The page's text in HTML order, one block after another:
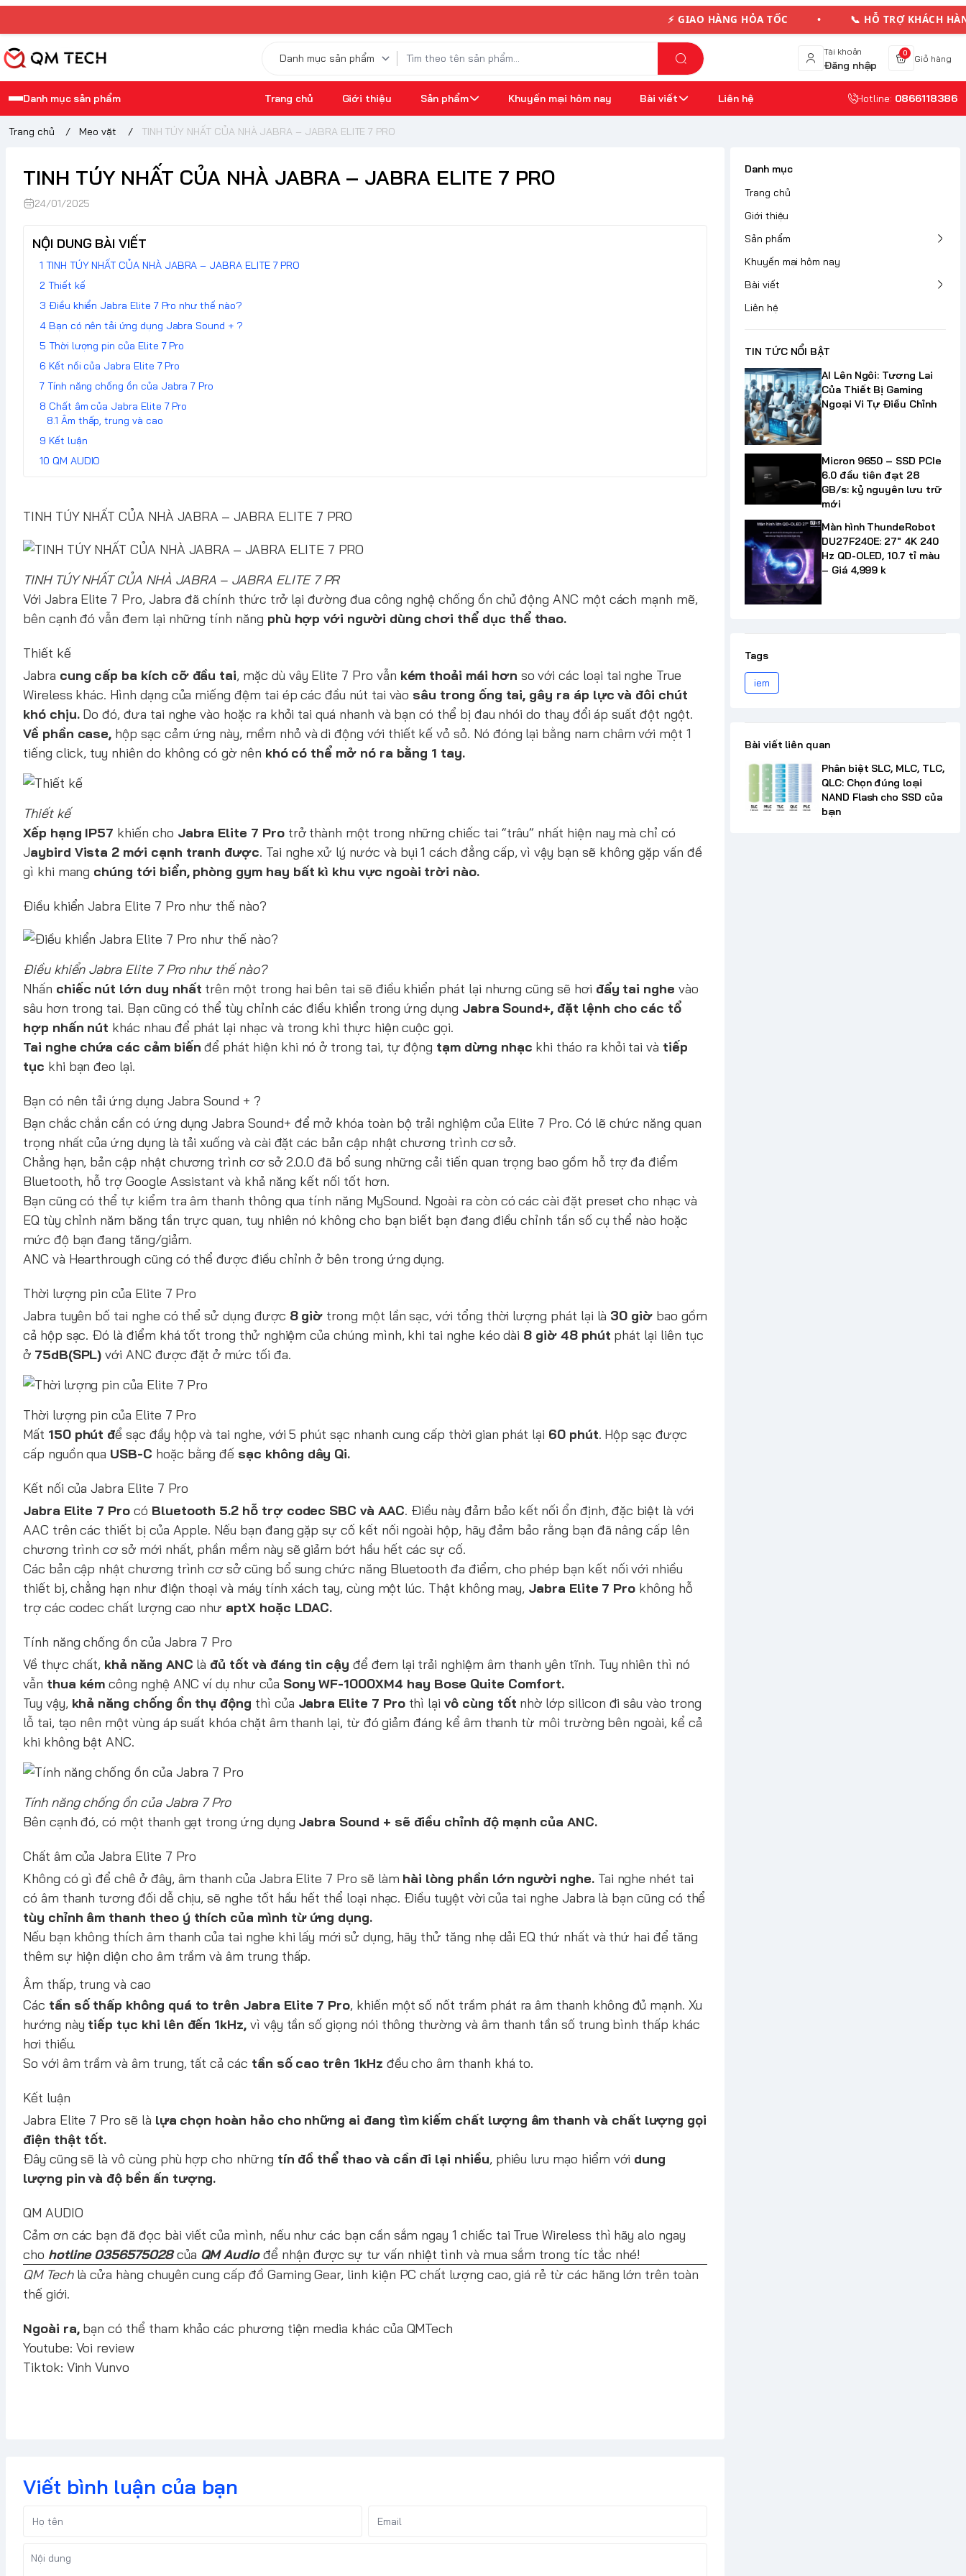
⚡ GIAO HÀNG HỎA TỐC • 📞 HỖ TRỢ KHÁCH
Tài khoản
Đăng nhập
0
Giỏ hàng
Danh mục sản phẩm Trang chủ Giới thiệu Sản phẩm Khuyến mại hôm nay Bài viết Liên hệ Hotline: 0866118386
Trang chủ / Mẹo vặt / TINH TÚY NHẤT CỦA NHÀ JABRA – JABRA ELITE 7 PRO
TINH TÚY NHẤT CỦA NHÀ JABRA – JABRA ELITE 7 PRO
24/01/2025
NỘI DUNG BÀI VIẾT
TINH TÚY NHẤT CỦA NHÀ JABRA – JABRA ELITE 7 PRO
Thiết kế
Điều khiển Jabra Elite 7 Pro như thế nào?
Bạn có nên tải ứng dụng Jabra Sound + ?
Thời lượng pin của Elite 7 Pro
Kết nối của Jabra Elite 7 Pro
Tính năng chống ồn của Jabra 7 Pro
Chất âm của Jabra Elite 7 Pro
Âm thấp, trung và cao
Kết luận
QM AUDIO
TINH TÚY NHẤT CỦA NHÀ JABRA – JABRA ELITE 7 PRO
TINH TÚY NHẤT CỦA NHÀ JABRA – JABRA ELITE 7 PR
Với Jabra Elite 7 Pro, Jabra đã chính thức trở lại đường đua công nghệ chống ồn chủ động ANC một cách mạnh mẽ,
bên cạnh đó vẫn đem lại những tính năng phù hợp với người dùng chơi thể dục thể thao.
Thiết kế
Jabra cung cấp ba kích cỡ đầu tai, mặc dù vây Elite 7 Pro vẫn kém thoải mái hơn so với các loại tai nghe True
Wireless khác. Hình dạng của miếng đệm tai ép các đầu nút tai vào sâu trong ống tai, gây ra áp lực và đôi chút
khó chịu.Do đó, đưa tai nghe vào hoặc ra khỏi tai quá nhanh và bạn có thể bị đau nhói do thay đổi áp suất đột ngột.
Về phần case, hộp sạc cảm ứng này, mềm nhỏ và di động với thiết kế vỏ sỏ. Nó đóng lại bằng nam châm với một 1
tiếng click, tuy nhiên do không có gờ nên khó có thể mở nó ra bằng 1 tay.
Thiết kế
Xếp hạng IP57 khiến cho Jabra Elite 7 Protrở thành một trong những chiếc tai “trâu” nhất hiện nay mà chỉ có
Jaybird Vista 2 mới cạnh tranh được. Tai nghe xử lý nước và bụi 1 cách đẳng cấp, vì vậy bạn sẽ không gặp vấn đề
gì khi mang chúng tới biển, phòng gym hay bất kì khu vực ngoài trời nào.
Điều khiển Jabra Elite 7 Pro như thế nào?
Điều khiển Jabra Elite 7 Pro như thế nào?
Nhấn chiếc nút lớn duy nhất trên một trong hai bên tai sẽ điều khiển phát lại nhưng cũng sẽ hơi đẩy tai nghe vào
sâu hơn trong tai. Bạn cũng có thể tùy chỉnh các điều khiển trong ứng dụng Jabra Sound+, đặt lệnh cho các tổ
hợp nhấn nút khác nhau để phát lại nhạc và trong khi thực hiện cuộc gọi.
Tai nghe chứa các cảm biến để phát hiện khi nó ở trong tai, tự động tạm dừng nhạc khi tháo ra khỏi tai và tiếp
tục khi bạn đeo lại.
Bạn có nên tải ứng dụng Jabra Sound + ?
Bạn chắc chắn cần có ứng dụng Jabra Sound+ để mở khóa toàn bộ trải nghiệm của Elite 7 Pro. Có lẽ chức năng quan
trọng nhất của ứng dụng là tải xuống và cài đặt các bản cập nhật chương trình cơ sở.
Chẳng hạn, bản cập nhật chương trình cơ sở 2.0.0 đã bổ sung những cải tiến quan trọng bao gồm hỗ trợ đa điểm
Bluetooth, hỗ trợ Google Assistant và khả năng kết nối tốt hơn.
Bạn cũng có thể tự kiểm tra âm thanh thông qua tính năng MySound. Ngoài ra còn có các cài đặt preset cho nhạc và
EQ tùy chỉnh năm băng tần trực quan, tuy nhiên nó không cho bạn biết bạn đang điều chỉnh tần số cụ thể nào hoặc
mức độ bạn đang tăng/giảm.
ANC và Hearthrough cũng có thể được điều chỉnh ở bên trong ứng dụng.
Thời lượng pin của Elite 7 Pro
Jabra tuyên bố tai nghe có thể sử dụng được 8 giờ trong một lần sạc, với tổng thời lượng phát lại là 30 giờ bao gồm
cả hộp sạc. Đó là điểm khá tốt trong thử nghiệm của chúng mình, khi tai nghe kéo dài 8 giờ 48 phút phát lại liên tục
ở 75dB(SPL) với ANC được đặt ở mức tối đa.
Thời lượng pin của Elite 7 Pro
Mất 150 phút để sạc đầy hộp và tai nghe, với 5 phút sạc nhanh cung cấp thời gian phát lại 60 phút. Hộp sạc được
cấp nguồn qua USB-C hoặc bằng đế sạc không dây Qi.
Kết nối của Jabra Elite 7 Pro
Jabra Elite 7 Pro có Bluetooth 5.2 hỗ trợ codec SBC và AAC. Điều này đảm bảo kết nối ổn định, đặc biệt là với
AAC trên các thiết bị của Apple. Nếu bạn đang gặp sự cố kết nối ngoài hộp, hãy đảm bảo rằng bạn đã nâng cấp lên
chương trình cơ sở mới nhất, phần mềm này sẽ giảm bớt hầu hết các sự cố.
Các bản cập nhật chương trình cơ sở cũng bổ sung chức năng Bluetooth đa điểm, cho phép bạn kết nối với nhiều
thiết bị, chẳng hạn như điện thoại và máy tính xách tay, cùng một lúc. Thật không may, Jabra Elite 7 Pro không hỗ
trợ các codec chất lượng cao như aptX hoặc LDAC.
Tính năng chống ồn của Jabra 7 Pro
Về thực chất, khả năng ANC là đủ tốt và đáng tin cậy để đem lại trải nghiệm âm thanh yên tĩnh. Tuy nhiên thì nó
vẫn thua kém công nghệ ANC ví dụ như của Sony WF-1000XM4 hay Bose Quite Comfort.
Tuy vậy, khả năng chống ồn thụ động thì của Jabra Elite 7 Prothì lạivô cùng tốt nhờ lớp silicon đi sâu vào trong
lỗ tai, tạo nên một vùng áp suất khóa chặt âm thanh lại, từ đó giảm đáng kể âm thanh từ môi trường bên ngoài, kể cả
khi không bật ANC.
Tính năng chống ồn của Jabra 7 Pro
Bên cạnh đó, có một thanh gạt trong ứng dụng Jabra Sound + sẽ điều chỉnh độ mạnh của ANC.
Chất âm của Jabra Elite 7 Pro
Không có gì để chê ở đây, âm thanh của Jabra Elite 7 Pro sẽ làm hài lòng phần lớn người nghe. Tai nghe nhét tai
có âm thanh tương đối dễ chịu, sẽ nghe tốt hầu hết thể loại nhạc. Điều tuyệt vời của tai nghe Jabra là bạn cũng có thể
tùy chỉnh âm thanh theo ý thích của mình từ ứng dụng.
Nếu bạn không thích âm thanh của tai nghe khi lấy mới sử dụng, hãy thử tăng nhẹ dải EQ thứ nhất và thứ hai để tăng
thêm sự hiện diện cho âm trầm và âm trung thấp.
Âm thấp, trung và cao
Các tần số thấp không quá to trên Jabra Elite 7 Pro, khiến một số nốt trầm phát ra âm thanh không đủ mạnh. Xu
hướng này tiếp tục khi lên đến 1kHz, vì vậy tần số giọng nói thông thường và âm thanh tần số trung bình thấp khác
hơi thiếu.
So với âm trầm và âm trung, tất cả các tần số cao trên 1kHz đều cho âm thanh khá to.
Kết luận
Jabra Elite 7 Pro sẽ là lựa chọn hoàn hảo cho những ai đang tìm kiếm chất lượng âm thanh và chất lượng gọi
điện thật tốt.
Đây cũng sẽ là vô cùng phù hợp cho những tín đồ thể thao và cần đi lại nhiều, phiêu lưu mạo hiểm với dung
lượng pin và độ bền ấn tượng.
QM AUDIO
Cảm ơn các bạn đã đọc bài viết của mình, nếu như các bạn cần sắm ngay 1 chiếc tai True Wireless thì hãy alo ngay
cho hotline 0356575028 của QM Audio để nhận được sự tư vấn nhiệt tình và mua sắm trong tíc tắc nhé!
QM Techlà cửa hàng chuyên cung cấp đồ Gaming Gear, linh kiện PC chất lượng cao, giá rẻ từ các hãng lớn trên toàn
thế giới.
Ngoài ra,bạn có thể tham khảo các phương tiện media khác của QMTech
Youtube: Voi review
Tiktok: Vinh Vunvo
Viết bình luận của bạn
Danh mục
Trang chủ
Giới thiệu
Sản phẩm
Khuyến mại hôm nay
Bài viết
Liên hệ
TIN TỨC NỔI BẬT
AI Lên Ngôi: Tương Lai
Của Thiết Bị Gaming
Ngoại Vi Tự Điều Chỉnh
Micron 9650 – SSD PCIe
6.0 đầu tiên đạt 28
GB/s: kỷ nguyên lưu trữ
mới
Màn hình ThundeRobot
DU27F240E: 27" 4K 240
Hz QD-OLED, 10.7 tỉ màu
– Giá 4,999 k
Tags
iem
Bài viết liên quan
Phân biệt SLC, MLC, TLC,
QLC: Chọn đúng loại
NAND Flash cho SSD của
bạn